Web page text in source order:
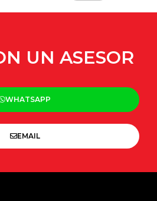
UN ASESOR
WHATSAPP
EMAIL